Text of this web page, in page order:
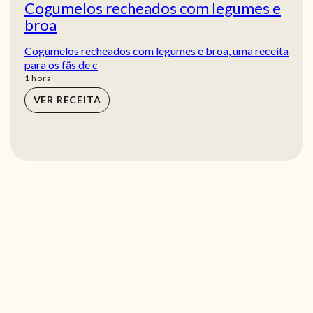
Cogumelos recheados com legumes e
broa
Cogumelos recheados com legumes e broa, uma receita
para os fãs de c
1 hora
hora
VER RECEITA